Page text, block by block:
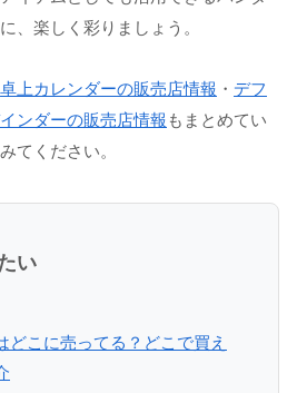
、楽しく彩りましょう。
卓上カレンダーの販売店情報 ・ デフ
ンダーの販売店情報 もまとめてい
てください。
い
どこに売ってる？どこで買え